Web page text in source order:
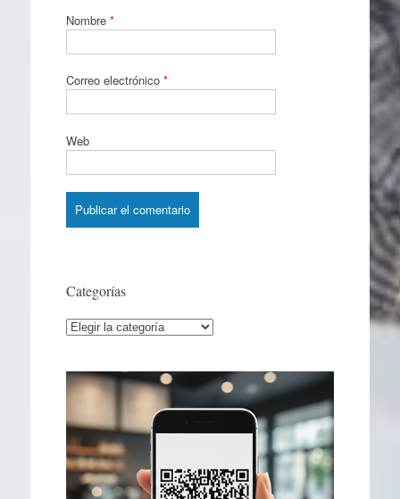
Nombre *
Correo electrónico *
Web
Categorías
Categorías